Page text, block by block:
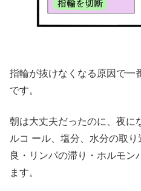
指輪が抜けなくなる原因で一
です。
朝は大丈夫だったのに、夜に
ルコ ール、塩分、水分の取
良・リンパの滞り・ホルモン
ます。